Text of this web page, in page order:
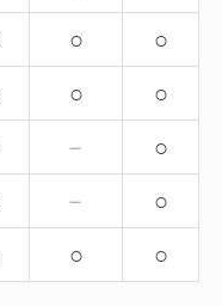
○ ○
○ ○
－ ○
－ ○
○ ○